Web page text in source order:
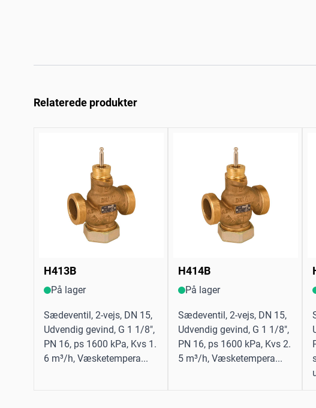
Relaterede produkter
H413B
På lager
Sædeventil, 2-vejs, DN 15,
Udvendig gevind, G 1 1/8",
PN 16, ps 1600 kPa, Kvs 1.
6 m³/h, Væsketempera...
H414B
På lager
Sædeventil, 2-vejs, DN 15,
Udvendig gevind, G 1 1/8",
PN 16, ps 1600 kPa, Kvs 2.
5 m³/h, Væsketempera...